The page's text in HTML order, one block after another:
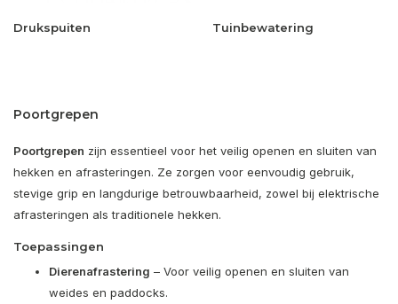
Drukspuiten Tuinbewatering
Poortgrepen
Poortgrepen zijn essentieel voor het veilig openen en sluiten van
hekken en afrasteringen. Ze zorgen voor eenvoudig gebruik,
stevige grip en langdurige betrouwbaarheid, zowel bij elektrische
afrasteringen als traditionele hekken.
Toepassingen
Dierenafrastering – Voor veilig openen en sluiten van
weides en paddocks.